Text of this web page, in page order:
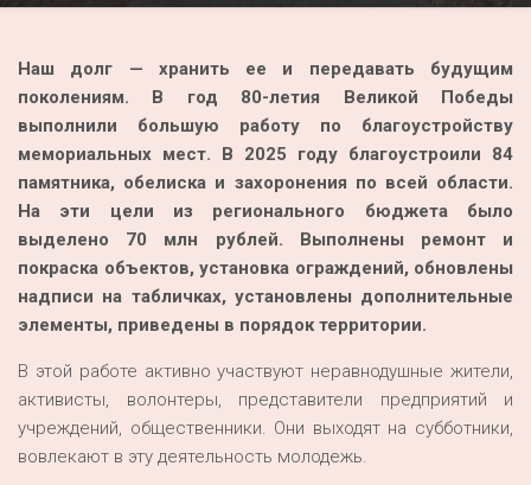
Перепись — 2020
Наш долг — хранить ее и передавать будущим
поколениям. В год 80-летия Великой Победы
выполнили большую работу по благоустройству
мемориальных мест. В 2025 году благоустроили 84
памятника, обелиска и захоронения по всей области.
На эти цели из регионального бюджета было
выделено 70 млн рублей. Выполнены ремонт и
покраска объектов, установка ограждений, обновлены
надписи на табличках, установлены дополнительные
элементы, приведены в порядок территории.
В этой работе активно участвуют неравнодушные жители,
активисты, волонтеры, представители предприятий и
учреждений, общественники. Они выходят на субботники,
вовлекают в эту деятельность молодежь.